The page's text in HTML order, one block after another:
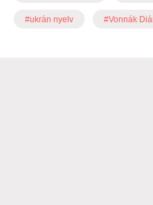
#ukrán nyelv #Vonnák